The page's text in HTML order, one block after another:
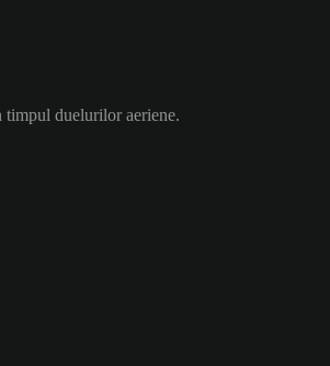
timpul duelurilor aeriene.